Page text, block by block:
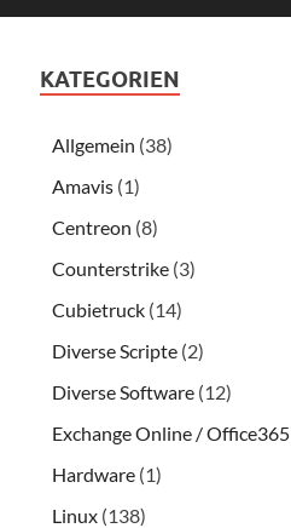
KATEGORIEN
Allgemein (38)
Amavis (1)
Centreon (8)
Counterstrike (3)
Cubietruck (14)
Diverse Scripte (2)
Diverse Software (12)
Exchange Online / Office365
Hardware (1)
Linux (138)